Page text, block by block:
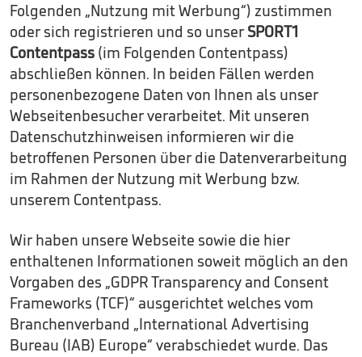
Folgenden „Nutzung mit Werbung“) zustimmen
oder sich registrieren und so unser SPORT1
Contentpass (im Folgenden Contentpass)
abschließen können. In beiden Fällen werden
personenbezogene Daten von Ihnen als unser
Webseitenbesucher verarbeitet. Mit unseren
Datenschutzhinweisen informieren wir die
betroffenen Personen über die Datenverarbeitung
im Rahmen der Nutzung mit Werbung bzw.
unserem Contentpass.
Wir haben unsere Webseite sowie die hier
enthaltenen Informationen soweit möglich an den
Vorgaben des „GDPR Transparency and Consent
Frameworks (TCF)“ ausgerichtet welches vom
Branchenverband „International Advertising
Bureau (IAB) Europe“ verabschiedet wurde. Das